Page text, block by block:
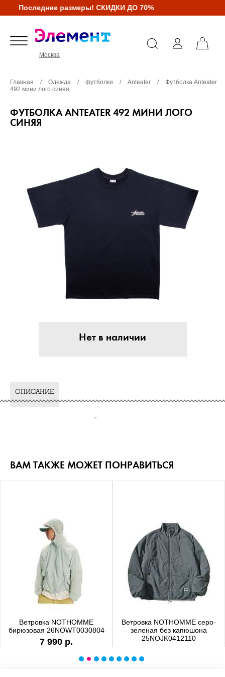
Последние размеры! СКИДКИ ДО 70%
Москва
Главная / Одежда / футболки / Anteater /
Футболка Anteater
492 мини лого синяя
ФУТБОЛКА ANTEATER 492 МИНИ ЛОГО
СИНЯЯ
Нет в наличии
ОПИСАНИЕ
-
ВАМ ТАКЖЕ МОЖЕТ ПОНРАВИТЬСЯ
Ветровка NOTHOMME
бирюзовая 26NOWT0030804
7 990 р.
Ветровка NOTHOMME серо-
зеленая без капюшона
25NOJK0412110